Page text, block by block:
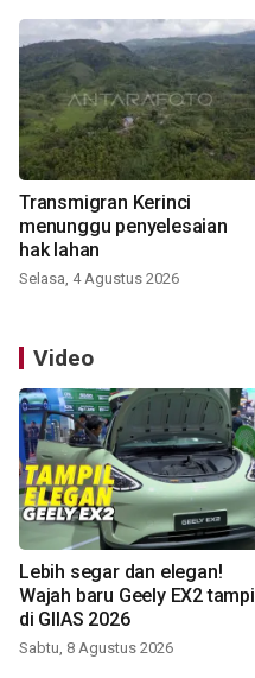
Transmigran Kerinci
menunggu penyelesaian
hak lahan
Selasa, 4 Agustus 2026
Video
Lebih segar dan elegan!
Wajah baru Geely EX2 tampil
di GIIAS 2026
Sabtu, 8 Agustus 2026